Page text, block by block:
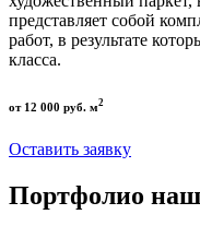
представляет собой
работ, в результате
класса.
от 12 000 руб. м2
Оставить заявку
Портфолио